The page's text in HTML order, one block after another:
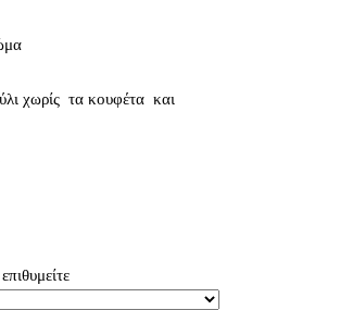
χωρίς τα κουφέτα και